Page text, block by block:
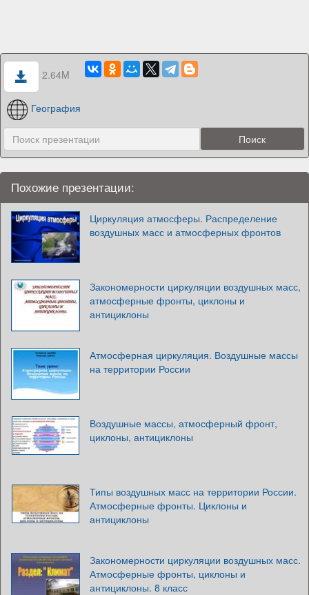
2.64M
География
Похожие презентации:
Циркуляция атмосферы. Распределение
воздушных масс и атмосферных фронтов
Закономерности циркуляции воздушных масс,
атмосферные фронты, циклоны и
антициклоны
Атмосферная циркуляция. Воздушные массы
на территории России
Воздушные массы, атмосферный фронт,
циклоны, антициклоны
Типы воздушных масс на территории России.
Атмосферные фронты. Циклоны и
антициклоны
Закономерности циркуляции воздушных масс.
Атмосферные фронты, циклоны и
антициклоны. 8 класс